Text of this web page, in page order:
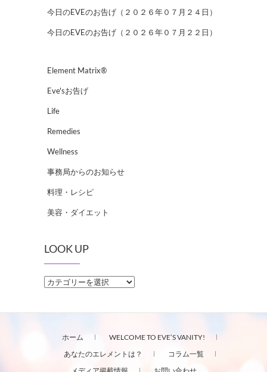
今日のEVEのお告げ（２０２６年０７月２４日）
今日のEVEのお告げ（２０２６年０７月２２日）
Element Matrix®
Eve'sお告げ
Life
Remedies
Wellness
事務局からのお知らせ
料理・レシピ
美容・ダイエット
LOOK UP
LOOK
ホーム
WELCOME TO EVE’S VANITY!
あなたのエレメントは？
コラム一覧